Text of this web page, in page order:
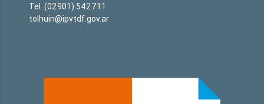
Tel: (02901) 542711
tolhuin@ipvtdf.gov.ar